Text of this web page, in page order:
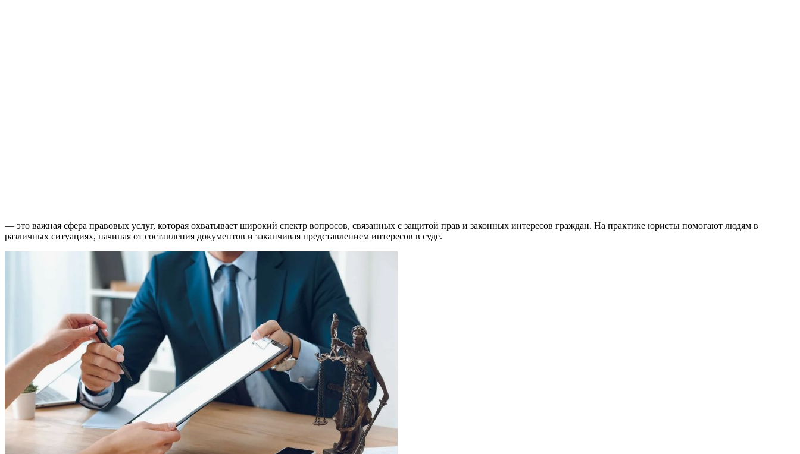
— это важная сфера правовых услуг, которая охватывает широкий спектр вопросов, связанных с защитой прав и законных интересов граждан. На практике юристы помогают людям в
различных ситуациях, начиная от составления документов и заканчивая представлением интересов в суде.